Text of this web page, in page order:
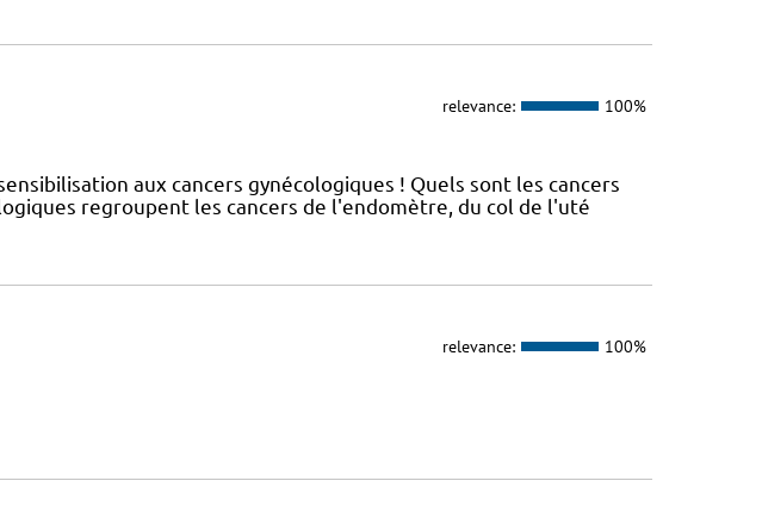
relevance: 100%
aux cancers gynécologiques ! Quels sont les cancers
regroupent les cancers de l'endomètre, du col de l'uté
relevance: 100%